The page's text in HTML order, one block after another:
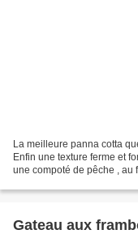
La meilleure panna cotta
Enfin une texture ferme et
une compoté de pêche , au
Gateau aux